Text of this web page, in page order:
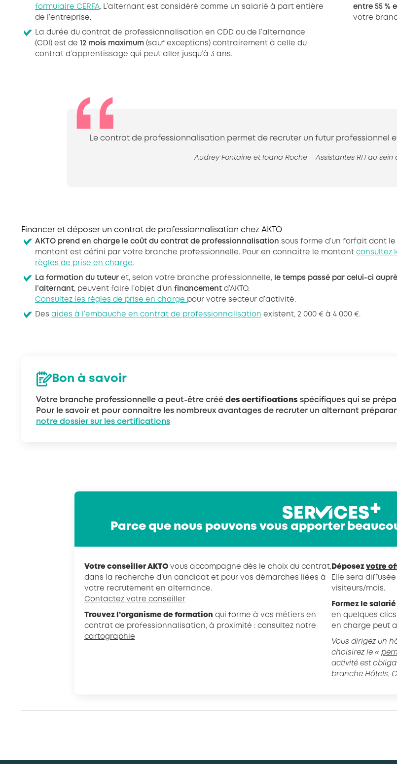
formulaire CERFA. L’alternant est considéré comme un salarié à part entière
de l’entreprise.
La durée du contrat de professionnalisation en CDD ou de l’alternance
(CDI) est de
12 mois maximum (sauf exceptions) contrairement à celle du
contrat d’apprentissage qui peut aller jusqu’à 3 ans.
entre 55 %
votre
Le contrat de professionnalisation permet de recruter un futur professionnel
Audrey Fontaine et Ioana Roche – Assistantes RH au sein
Financer et déposer un contrat de professionnalisation chez AKTO
AKTO prend en charge le coût du contrat de professionnalisation sous forme d’un forfait dont le
montant est défini par votre branche professionnelle. Pour en connaitre le montant consultez
règles de prise en charge.
La formation du tuteur et, selon votre branche professionnelle, le temps passé par celui-ci
l’alternant, peuvent faire l’objet d’un financement d’AKTO.
Consultez les règles de prise en charge pour votre secteur d’activité.
Des aides à l’embauche en contrat de professionnalisation existent, 2 000 € à 4 000 €.
Bon à savoir
Votre branche professionnelle a peut-être créé des certifications spécifiques qui se
Pour le savoir et pour connaitre les nombreux avantages de recruter un alternant
notre dossier sur les certifications
Parce que nous pouvons vous apporter
Votre conseiller AKTOvous accompagne dès le choix du contrat,
dans la recherche d’un candidat et pour vos démarches liées à
votre recrutement en alternance.
Contactez votre conseiller
Trouvez l’organisme de formation qui forme à vos métiers en
contrat de professionnalisation, à proximité : consultez notre
cartographie
Déposez votre
Elle sera
visiteurs/mois.
Formez le salarié
en quelques
en charge peut
Vous dirigez un
choisirez le «
activité est
branche Hôtels,